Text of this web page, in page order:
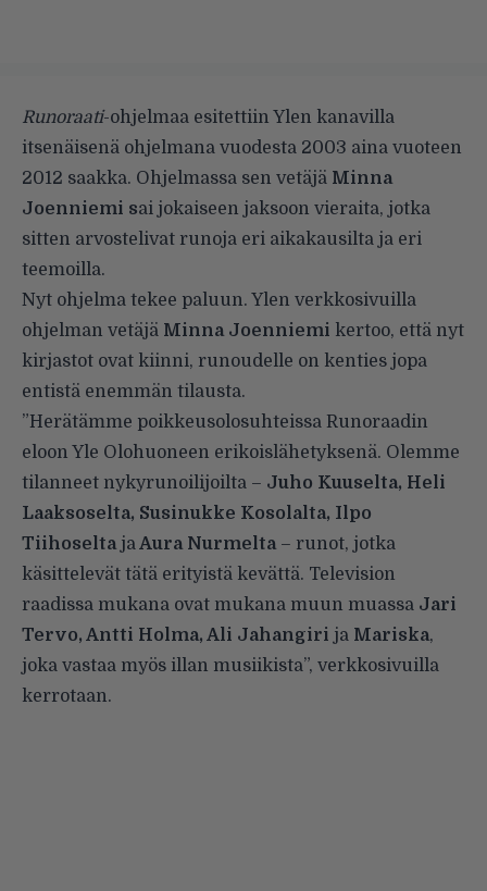
Runoraati-ohjelmaa esitettiin Ylen kanavilla
itsenäisenä ohjelmana vuodesta 2003 aina vuoteen
2012 saakka. Ohjelmassa sen vetäjä Minna
Joenniemi sai jokaiseen jaksoon vieraita, jotka
sitten arvostelivat runoja eri aikakausilta ja eri
teemoilla.
Nyt ohjelma tekee paluun. Ylen verkkosivuilla
ohjelman vetäjä Minna Joenniemi kertoo, että nyt
kirjastot ovat kiinni, runoudelle on kenties jopa
entistä enemmän tilausta.
”Herätämme poikkeusolosuhteissa Runoraadin
eloon Yle Olohuoneen erikoislähetyksenä. Olemme
tilanneet nykyrunoilijoilta – Juho Kuuselta, Heli
Laaksoselta, Susinukke Kosolalta, Ilpo
TiihoseltajaAura Nurmelta– runot, jotka
käsittelevät tätä erityistä kevättä. Television
raadissa mukana ovat mukana muun muassa Jari
Tervo, Antti Holma, Ali Jahangiri ja Mariska,
joka vastaa myös illan musiikista”, verkkosivuilla
kerrotaan.